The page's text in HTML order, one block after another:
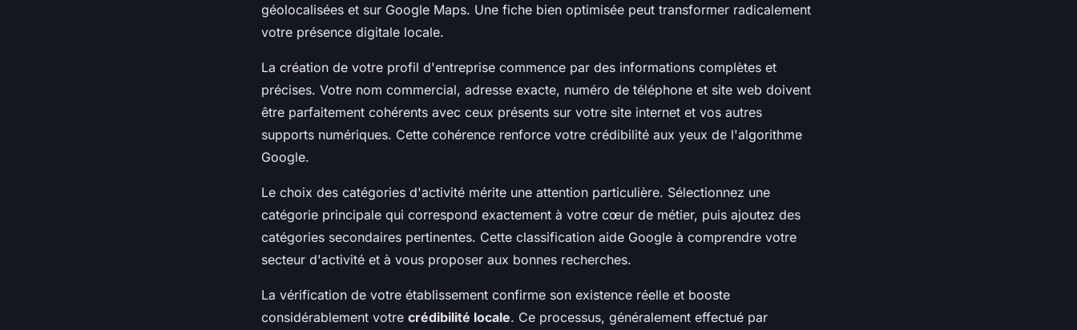
géolocalisées et sur Google Maps. Une fiche bien optimisée peut transformer radicalement
votre présence digitale locale.
La création de votre profil d'entreprise commence par des informations complètes et
précises. Votre nom commercial, adresse exacte, numéro de téléphone et site web doivent
être parfaitement cohérents avec ceux présents sur votre site internet et vos autres
supports numériques. Cette cohérence renforce votre crédibilité aux yeux de l'algorithme
Google.
Le choix des catégories d'activité mérite une attention particulière. Sélectionnez une
catégorie principale qui correspond exactement à votre cœur de métier, puis ajoutez des
catégories secondaires pertinentes. Cette classification aide Google à comprendre votre
secteur d'activité et à vous proposer aux bonnes recherches.
La vérification de votre établissement confirme son existence réelle et booste
considérablement votre crédibilité locale. Ce processus, généralement effectué par